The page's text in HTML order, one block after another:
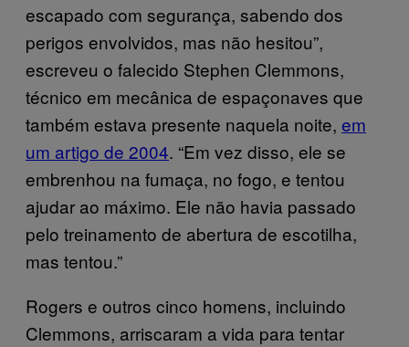
escapado com segurança, sabendo dos
perigos envolvidos, mas não hesitou”,
escreveu o falecido Stephen Clemmons,
técnico em mecânica de espaçonaves que
também estava presente naquela noite, em
um artigo de 2004. “Em vez disso, ele se
embrenhou na fumaça, no fogo, e tentou
ajudar ao máximo. Ele não havia passado
pelo treinamento de abertura de escotilha,
mas tentou.”
Rogers e outros cinco homens, incluindo
Clemmons, arriscaram a vida para tentar